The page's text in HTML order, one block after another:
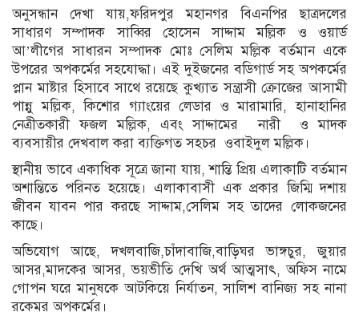
অনুসন্ধান দেখা যায়,ফরিদপুর মহানগর বিএনপির ছাত্রদলের
সাধারণ সম্পাদক সাব্বির হোসেন সাদ্দাম মল্লিক ও ওয়ার্ড
আ’লীগের সাধারন সম্পাদক মোঃ সেলিম মল্লিক বর্তমান একে
উপরের অপকর্মের সহযোদ্ধা। এই দুইজনের বডিগার্ড সহ অপকর্মের
প্লান মাষ্টার হিসাবে সাথে রয়েছে কুখ্যাত সন্ত্রাসী ক্রোজের আসামী
পান্নু মল্লিক, কিশোর গ্যাংয়ের লেডার ও মারামারি, হানাহানির
নেত্রীতকারী ফজল মল্লিক, এবং সাদ্দামের নারী ও মাদক
ব্যবসায়ীর দেখবাল করা ব্যক্তিগত সহচর ওবাইদুল মল্লিক।
স্থানীয় ভাবে একাধিক সূত্রে জানা যায়, শান্তি প্রিয় এলাকাটি বর্তমান
অশান্তিতে পরিনত হয়েছে। এলাকাবাসী এক প্রকার জিম্মি দশায়
জীবন যাবন পার করছে সাদ্দাম,সেলিম সহ তাদের লোকজনের
কাছে।
অভিযোগ আছে, দখলবাজি,চাঁদাবাজি,বাড়িঘর ভাঙ্গচুর, জুয়ার
আসর,মাদকের আসর, ভয়ভীতি দেখি অর্থ আত্মসাৎ, অফিস নামে
গোপন ঘরে মানুষকে আটকিয়ে নির্যাতন, সালিশ বানিজ্য সহ নানা
রকেমর অপকর্মের।